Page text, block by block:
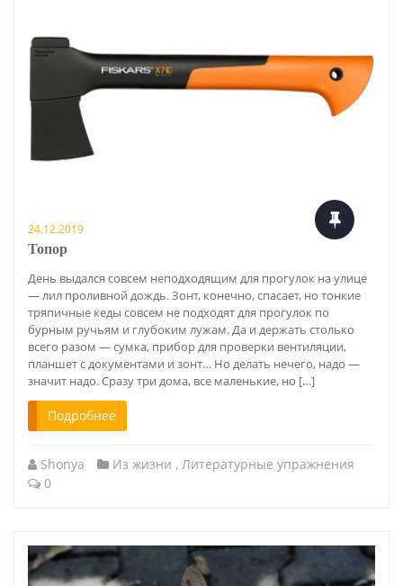
24.12.2019
Топор
День выдался совсем неподходящим для прогулок на улице
— лил проливной дождь. Зонт, конечно, спасает, но тонкие
тряпичные кеды совсем не подходят для прогулок по
бурным ручьям и глубоким лужам. Да и держать столько
всего разом — сумка, прибор для проверки вентиляции,
планшет с документами и зонт… Но делать нечего, надо —
значит надо. Сразу три дома, все маленькие, но […]
Подробнее
Shonya Из жизни , Литературные упражнения
0